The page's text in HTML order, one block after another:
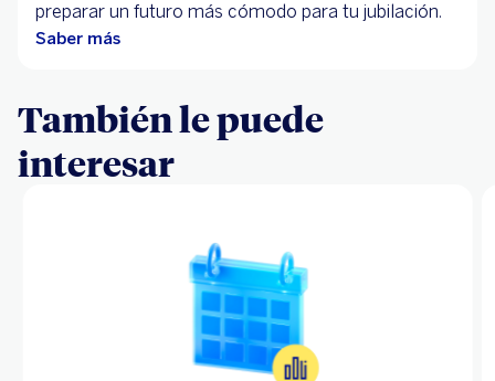
preparar un futuro más cómodo para tu jubilación.
Saber más
También le puede
interesar